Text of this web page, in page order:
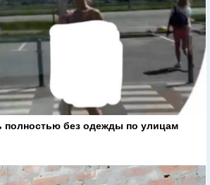
полностью без одежды по улицам